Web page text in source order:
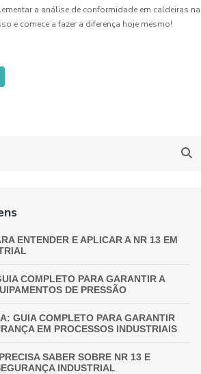
a análise de conformidade em caldeiras na
e comece a fazer a diferença hoje mesmo!
ENTENDER E APLICAR A NR 13 EM
COMPLETO PARA GARANTIR A
DE PRESSÃO
GUIA COMPLETO PARA GARANTIR
EM PROCESSOS INDUSTRIAIS
SABER SOBRE NR 13 E
INDUSTRIAL